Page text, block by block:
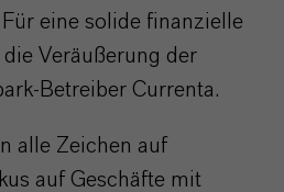
eine solide finanzielle
Veräußerung der
Betreiber Currenta.
alle Zeichen auf
auf Geschäfte mit